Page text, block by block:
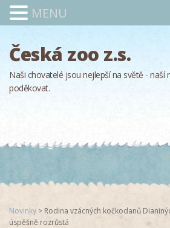
Česká zoo z.s.
Naši chovatelé jsou nejlepší na světě - naší
poděkovat.
Novinky > Rodina vzácných kočkodanů
úspěšně rozrůstá
MENU